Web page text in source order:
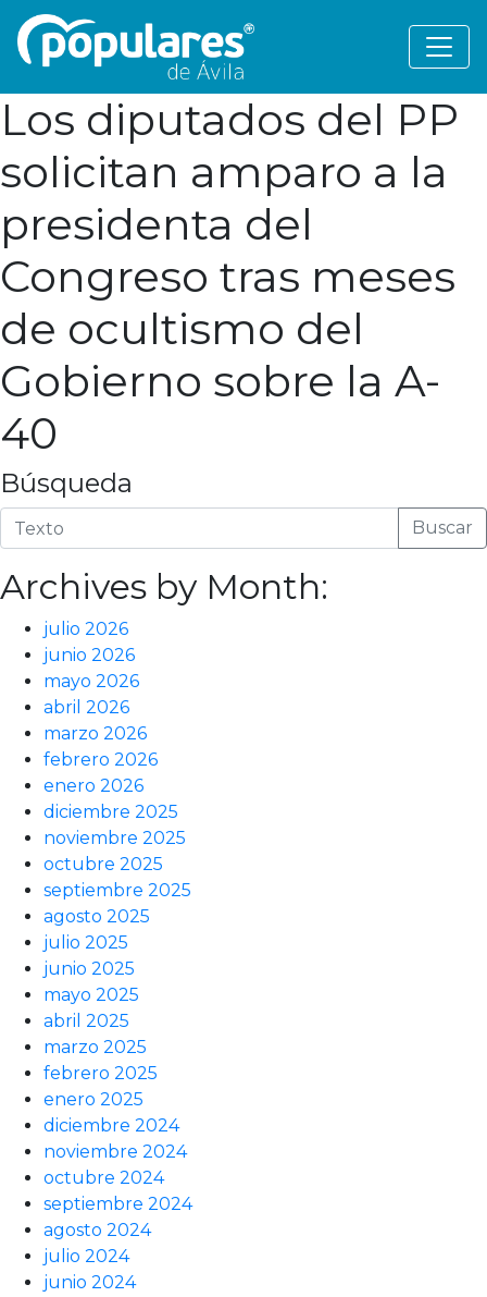
Los diputados del PP
solicitan amparo a la
presidenta del
Congreso tras meses
de ocultismo del
Gobierno sobre la A-
40
Búsqueda
Buscar
Archives by Month:
julio 2026
junio 2026
mayo 2026
abril 2026
marzo 2026
febrero 2026
enero 2026
diciembre 2025
noviembre 2025
octubre 2025
septiembre 2025
agosto 2025
julio 2025
junio 2025
mayo 2025
abril 2025
marzo 2025
febrero 2025
enero 2025
diciembre 2024
noviembre 2024
octubre 2024
septiembre 2024
agosto 2024
julio 2024
junio 2024